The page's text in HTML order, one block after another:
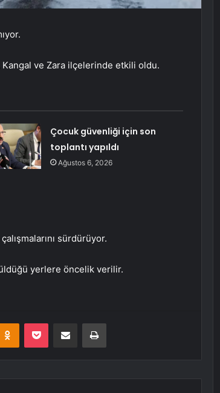
Kangal ve Zara ilçelerinde etkili oldu.
Çocuk güvenliği için son
toplantı yapıldı
Ağustos 6, 2026
sürdürüyor.
yerlere öncelik verilir.
Odnoklassniki
Pocket E-Posta ile paylaş Yazdır